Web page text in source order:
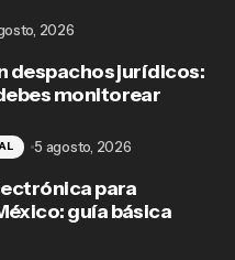
despachos jurídicos:
monitorear
2026
para
guía básica
5 agosto, 2026